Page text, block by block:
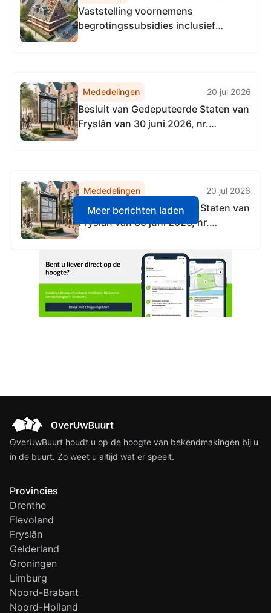
Vaststelling voornemens
begrotingssubsidies inclusief
Mededelingen 20 jul 2026
Besluit van Gedeputeerde Staten van
Fryslân van 30 juni 2026, nr.
Fryslân 2026
Mededelingen 20 jul 2026
Besluit van Gedeputeerde Staten van
Fryslân van 30 juni 2026, nr.
Beleidsregel gemeenschappelijk
financieel toezichtkader gemeenten
Fryslân 2026
Meer berichten laden
OverUwBuurt houdt u op de hoogte van bekendmakingen bij u
in de buurt. Zo weet u altijd wat er speelt.
Provincies
Drenthe
Flevoland
Fryslân
Gelderland
Groningen
Limburg
Noord-Brabant
Noord-Holland